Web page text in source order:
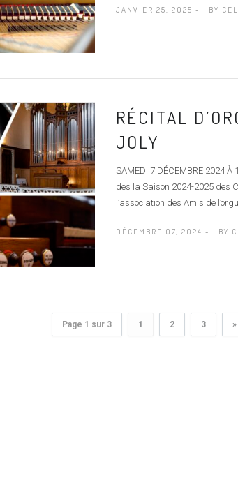
JANVIER 25, 2025 - BY
RÉCITAL
JOLY
SAMEDI 7 DÉCEMBRE 2024 À
des la Saison 2024-2025 des
l’association des Amis de
DÉCEMBRE 07, 2024 - BY
Page 1 sur 3 1 2 3 »